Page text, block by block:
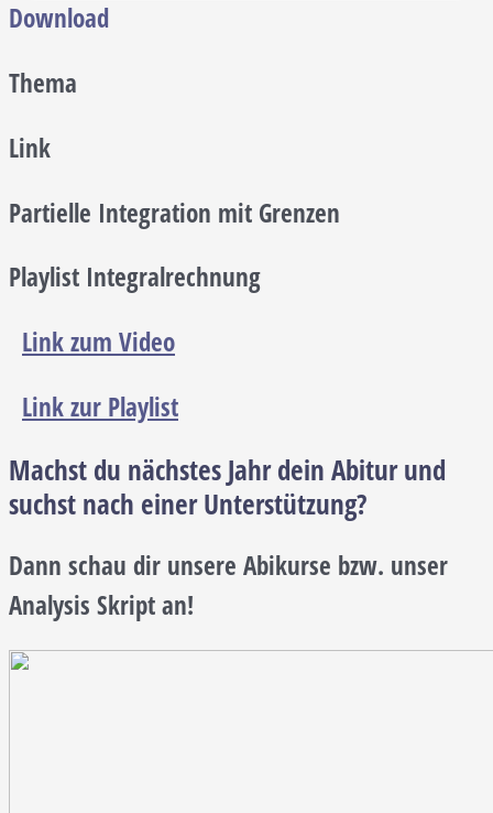
Download
Thema
Link
Partielle Integration mit Grenzen
Playlist Integralrechnung
Link zum Video
Link zur Playlist
Machst du nächstes Jahr dein Abitur und
suchst nach einer Unterstützung?
Dann schau dir unsere Abikurse bzw. unser
Analysis Skript an!